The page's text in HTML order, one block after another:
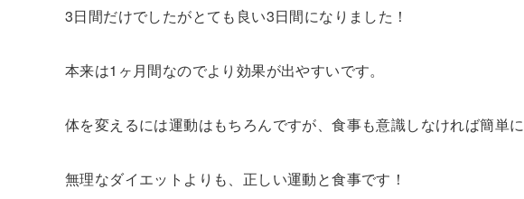
3日間だけでしたがとても良い3日間になりました！
本来は1ヶ月間なのでより効果が出やすいです。
体を変えるには運動はもちろんですが、食事も意識しなければ簡単に
無理なダイエットよりも、正しい運動と食事です！